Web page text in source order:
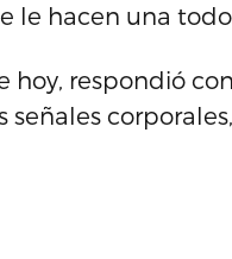
le hacen una
respondió
corporales,